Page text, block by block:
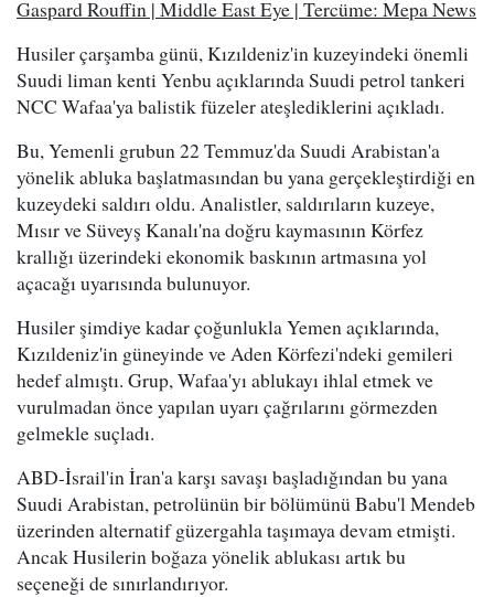
Gaspard Rouffin | Middle East Eye | Tercüme: Mepa News
Husiler çarşamba günü, Kızıldeniz'in kuzeyindeki önemli
Suudi liman kenti Yenbu açıklarında Suudi petrol tankeri
NCC Wafaa'ya balistik füzeler ateşlediklerini açıkladı.
Bu, Yemenli grubun 22 Temmuz'da Suudi Arabistan'a
yönelik abluka başlatmasından bu yana gerçekleştirdiği en
kuzeydeki saldırı oldu. Analistler, saldırıların kuzeye,
Mısır ve Süveyş Kanalı'na doğru kaymasının Körfez
krallığı üzerindeki ekonomik baskının artmasına yol
açacağı uyarısında bulunuyor.
Husiler şimdiye kadar çoğunlukla Yemen açıklarında,
Kızıldeniz'in güneyinde ve Aden Körfezi'ndeki gemileri
hedef almıştı. Grup, Wafaa'yı ablukayı ihlal etmek ve
vurulmadan önce yapılan uyarı çağrılarını görmezden
gelmekle suçladı.
ABD-İsrail'in İran'a karşı savaşı başladığından bu yana
Suudi Arabistan, petrolünün bir bölümünü Babu'l Mendeb
üzerinden alternatif güzergahla taşımaya devam etmişti.
Ancak Husilerin boğaza yönelik ablukası artık bu
seçeneği de sınırlandırıyor.